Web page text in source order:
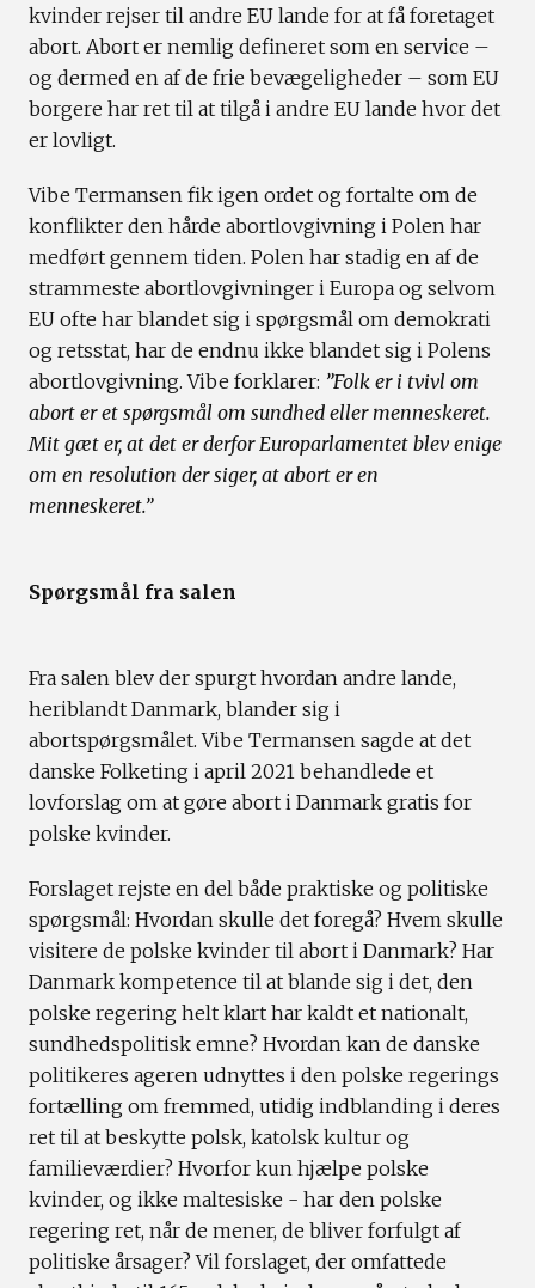
kvinder rejser til andre EU lande for at få foretaget
abort. Abort er nemlig defineret som en service –
og dermed en af de frie bevægeligheder – som EU
borgere har ret til at tilgå i andre EU lande hvor det
er lovligt.
Vibe Termansen fik igen ordet og fortalte om de
konflikter den hårde abortlovgivning i Polen har
medført gennem tiden. Polen har stadig en af de
strammeste abortlovgivninger i Europa og selvom
EU ofte har blandet sig i spørgsmål om demokrati
og retsstat, har de endnu ikke blandet sig i Polens
abortlovgivning. Vibe forklarer: ”Folk er i tvivl om
abort er et spørgsmål om sundhed eller menneskeret.
Mit gæt er, at det er derfor Europarlamentet blev enige
om en resolution der siger, at abort er en
menneskeret.”
Spørgsmål fra salen
Fra salen blev der spurgt hvordan andre lande,
heriblandt Danmark, blander sig i
abortspørgsmålet. Vibe Termansen sagde at det
danske Folketing i april 2021 behandlede et
lovforslag om at gøre abort i Danmark gratis for
polske kvinder.
Forslaget rejste en del både praktiske og politiske
spørgsmål: Hvordan skulle det foregå? Hvem skulle
visitere de polske kvinder til abort i Danmark? Har
Danmark kompetence til at blande sig i det, den
polske regering helt klart har kaldt et nationalt,
sundhedspolitisk emne? Hvordan kan de danske
politikeres ageren udnyttes i den polske regerings
fortælling om fremmed, utidig indblanding i deres
ret til at beskytte polsk, katolsk kultur og
familieværdier? Hvorfor kun hjælpe polske
kvinder, og ikke maltesiske - har den polske
regering ret, når de mener, de bliver forfulgt af
politiske årsager? Vil forslaget, der omfattede